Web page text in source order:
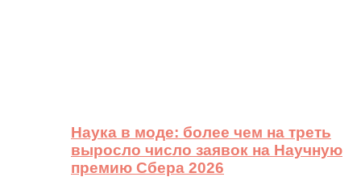
Наука в моде: более чем на треть
выросло число заявок на Научную
премию Сбера 2026